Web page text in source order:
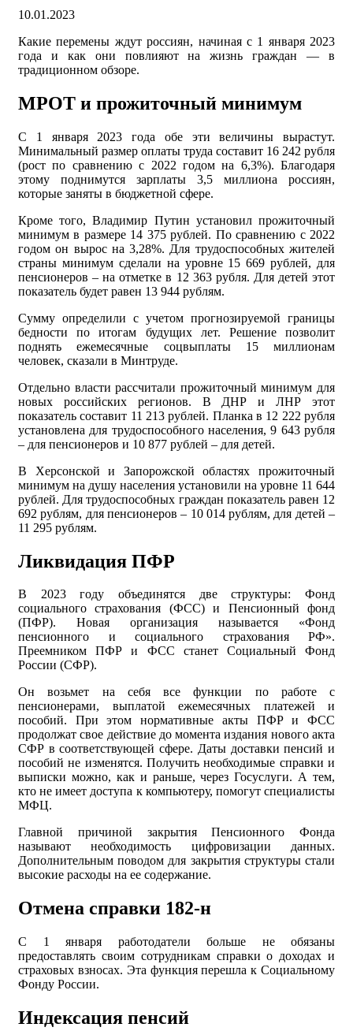
10.01.2023
Какие перемены ждут россиян, начиная с 1 января 2023
года и как они повлияют на жизнь граждан — в
традиционном обзоре.
МРОТ и прожиточный минимум
С 1 января 2023 года обе эти величины вырастут.
Минимальный размер оплаты труда составит 16 242 рубля
(рост по сравнению с 2022 годом на 6,3%). Благодаря
этому поднимутся зарплаты 3,5 миллиона россиян,
которые заняты в бюджетной сфере.
Кроме того, Владимир Путин установил прожиточный
минимум в размере 14 375 рублей. По сравнению с 2022
годом он вырос на 3,28%. Для трудоспособных жителей
страны минимум сделали на уровне 15 669 рублей, для
пенсионеров – на отметке в 12 363 рубля. Для детей этот
показатель будет равен 13 944 рублям.
Сумму определили с учетом прогнозируемой границы
бедности по итогам будущих лет. Решение позволит
поднять ежемесячные соцвыплаты 15 миллионам
человек, сказали в Минтруде.
Отдельно власти рассчитали прожиточный минимум для
новых российских регионов. В ДНР и ЛНР этот
показатель составит 11 213 рублей. Планка в 12 222 рубля
установлена для трудоспособного населения, 9 643 рубля
– для пенсионеров и 10 877 рублей – для детей.
В Херсонской и Запорожской областях прожиточный
минимум на душу населения установили на уровне 11 644
рублей. Для трудоспособных граждан показатель равен 12
692 рублям, для пенсионеров – 10 014 рублям, для детей –
11 295 рублям.
Ликвидация ПФР
В 2023 году объединятся две структуры: Фонд
социального страхования (ФСС) и Пенсионный фонд
(ПФР). Новая организация называется «Фонд
пенсионного и социального страхования РФ».
Преемником ПФР и ФСС станет Социальный Фонд
России (СФР).
Он возьмет на себя все функции по работе с
пенсионерами, выплатой ежемесячных платежей и
пособий. При этом нормативные акты ПФР и ФСС
продолжат свое действие до момента издания нового акта
СФР в соответствующей сфере. Даты доставки пенсий и
пособий не изменятся. Получить необходимые справки и
выписки можно, как и раньше, через Госуслуги. А тем,
кто не имеет доступа к компьютеру, помогут специалисты
МФЦ.
Главной причиной закрытия Пенсионного Фонда
называют необходимость цифровизации данных.
Дополнительным поводом для закрытия структуры стали
высокие расходы на ее содержание.
Отмена справки 182-н
С 1 января работодатели больше не обязаны
предоставлять своим сотрудникам справки о доходах и
страховых взносах. Эта функция перешла к Социальному
Фонду России.
Индексация пенсий